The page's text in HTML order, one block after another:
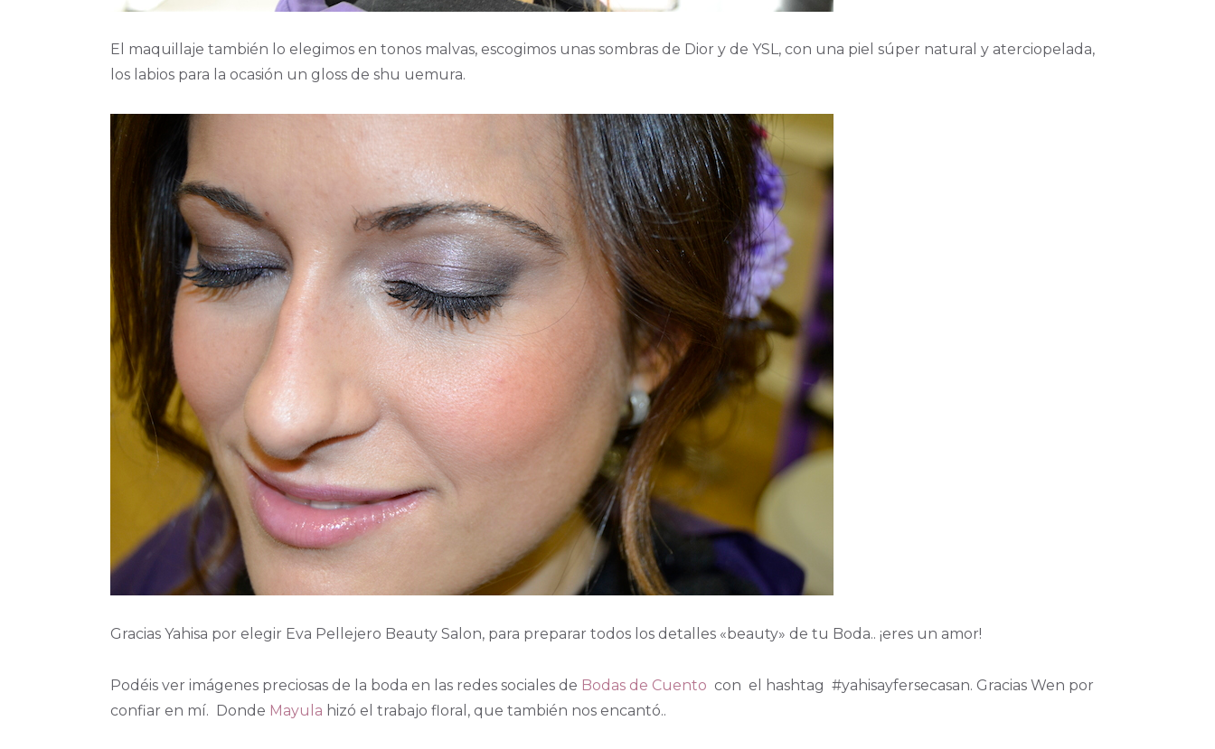
El maquillaje también lo elegimos en tonos malvas, escogimos unas sombras de Dior y de YSL, con una piel súper natural y aterciopelada,
los labios para la ocasión un gloss de shu uemura.
Gracias Yahisa por elegir Eva Pellejero Beauty Salon, para preparar todos los detalles «beauty» de tu Boda.. ¡eres un amor!
Podéis ver imágenes preciosas de la boda en las redes sociales de Bodas de Cuento con el hashtag #yahisayfersecasan. Gracias Wen por
confiar en mí. Donde Mayula hizó el trabajo floral, que también nos encantó..